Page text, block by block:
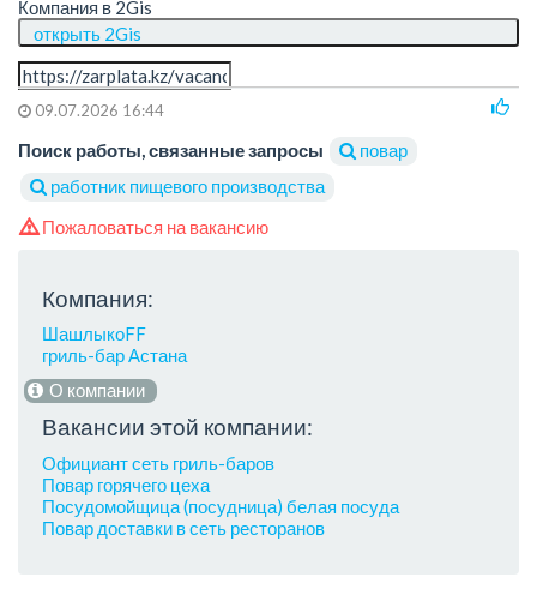
Компания в 2Gis
открыть 2Gis
09.07.2026 16:44
Поиск работы, связанные запросы
повар
работник пищевого производства
Пожаловаться на вакансию
Компания:
ШашлыкоFF
гриль-бар Астана
О компании
Вакансии этой компании:
Официант сеть гриль-баров
Повар горячего цеха
Посудомойщица (посудница) белая посуда
Повар доставки в сеть ресторанов